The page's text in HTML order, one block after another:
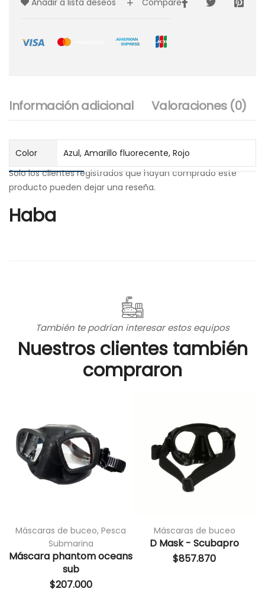
Añadir a lista deseos Compare
Información adicional Valoraciones (0)
Color
Azul, Amarillo fluorecente, Rojo
Solo los clientes registrados que hayan comprado este
producto pueden dejar una reseña.
Haba
También te podrían interesar estos equipos
Nuestros clientes también
compraron
Máscaras de buceo, Pesca
Submarina
Máscara phantom oceans
sub
$207.000
Máscaras de buceo
D Mask - Scubapro
$857.870